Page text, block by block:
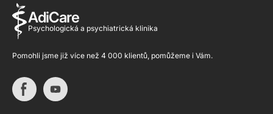
AdiCare
Psychologická a psychiatrická klinika
Pomohli jsme již více než 4 000 klientů, pomůžeme i Vám.